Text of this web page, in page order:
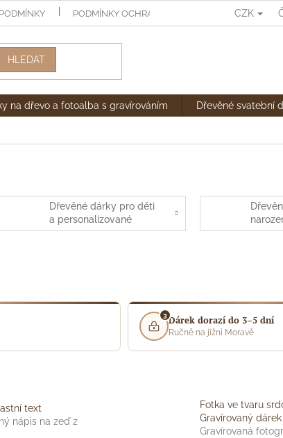
PODMÍNKY OCHRANY OSOBNÍCH ÚDAJŮ
CZK
HLEDAT
na dřevo a fotoalba s gravírováním Dřevěné svatební
Dřevěné dárky pro děti
a personalizované
dekorace
3 Dárek dorazí do 3–5 dní
Ručně na jižní Moravě
text
nápis na zeď z
Fotka ve tvaru
Gravírovaný
Gravírovaná